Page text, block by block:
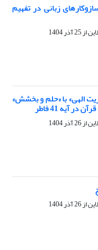
زبانی در تفهیم
از25 آذر 1404
الهی» با «حلم و بخشش»
آیه 41 فاطر
از26 آذر 1404
از26 آذر 1404